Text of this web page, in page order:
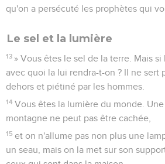
qu'on a persécuté les prophètes qui
Le sel et la lumière
13 » Vous êtes le sel de la terre. Mais si
avec quoi la lui rendra-t-on ? Il ne sert
dehors et piétiné par les hommes.
14 Vous êtes la lumière du monde.
montagne ne peut pas être cachée,
15 et on n'allume pas non plus une
un seau, mais on la met sur son